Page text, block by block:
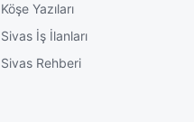
Köşe Yazıları
Sivas İş İlanları
Sivas Rehberi